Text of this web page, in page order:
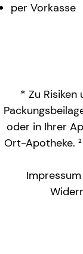
per Vorkasse
* Zu Risiken
oder in Ihrer
Ort-Apotheke.
Impressum